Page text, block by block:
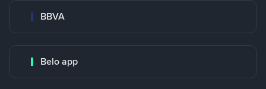
BBVA
Belo app